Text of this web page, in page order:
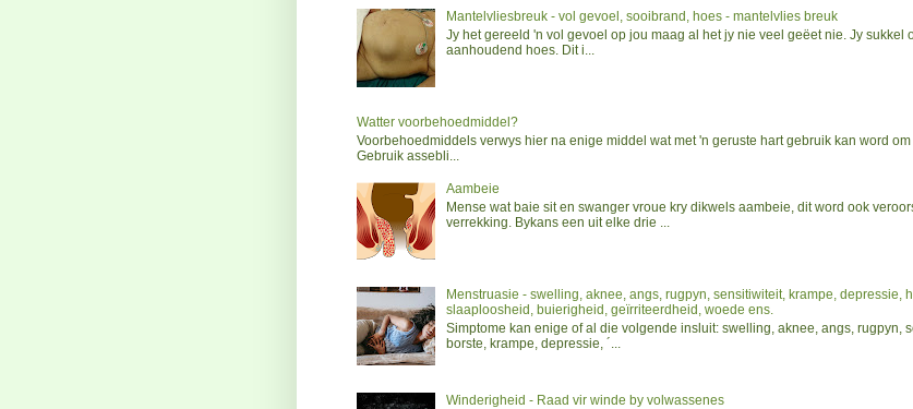
Mantelvliesbreuk - vol gevoel, sooibrand, hoes - mantelvlies breuk
Jy het gereeld 'n vol gevoel op jou maag al het jy nie veel geëet nie. Jy sukkel
aanhoudend hoes. Dit i...
Watter voorbehoedmiddel?
Voorbehoedmiddels verwys hier na enige middel wat met 'n geruste hart gebruik kan word
Gebruik assebli...
Aambeie
Mense wat baie sit en swanger vroue kry dikwels aambeie, dit word ook
verrekking. Bykans een uit elke drie ...
Menstruasie - swelling, aknee, angs, rugpyn, sensitiwiteit, krampe, depressie,
slaaploosheid, buierigheid, geïrriteerdheid, woede ens.
Simptome kan enige of al die volgende insluit: swelling, aknee, angs, rugpyn,
borste, krampe, depressie, ´...
Winderigheid - Raad vir winde by volwassenes